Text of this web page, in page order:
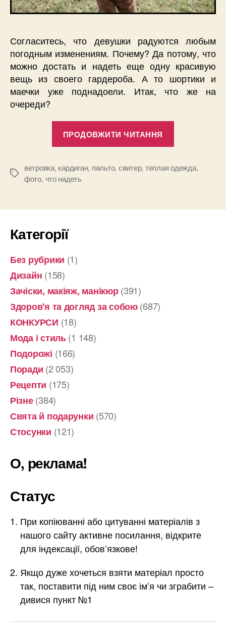
Согласитесь, что девушки радуются любым
погодным изменениям. Почему? Да потому, что
можно достать и надеть еще одну красивую
вещь из своего гардероба. А то шортики и
маечки уже поднадоели. Итак, что же на
очереди?
ПРОДОВЖИТИ ЧИТАННЯ
Позначки
ветровка, кардиган, пальто, свитер, теплая одежда,
фото, что надеть
Категорії
Без рубрики (1)
Дизайн (158)
Зачіски, макіяж, манікюр(391)
Здоров'я та догляд за собою(687)
КОНКУРСИ (18)
Мода і стиль(1 148)
Подорожі (166)
Поради (2 053)
Рецепти (175)
Різне(384)
Свята й подарунки (570)
Стосунки (121)
О, реклама!
Статус
При копіюванні або цитуванні матеріалів з
нашого сайту активне посилання, відкрите
для індексації, обов’язкове!
Якщо дуже хочеться взяти матеріал просто
так, поставити під ним своє ім’я чи зграбити –
дивися пункт №1